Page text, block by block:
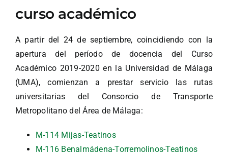
curso académico
A partir del 24 de septiembre, coincidiendo con la
apertura del período de docencia del Curso
Académico 2019-2020 en la Universidad de Málaga
(UMA), comienzan a prestar servicio las rutas
universitarias del Consorcio de Transporte
Metropolitano del Área de Málaga:
M-114 Mijas-Teatinos
M-116 Benalmádena-Torremolinos-Teatinos